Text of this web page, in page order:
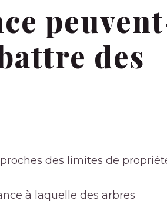
des
des limites de
à laquelle des arbres